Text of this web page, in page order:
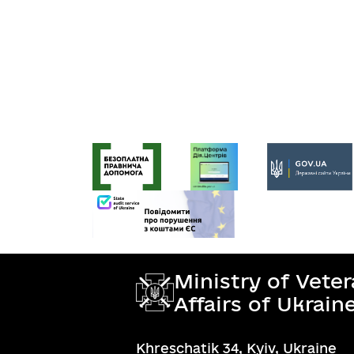
Ministry of
Affairs of
Khreschatik 34, Kyiv, Ukraine